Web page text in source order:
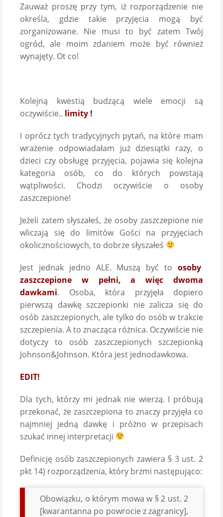
Zauważ proszę przy tym, iż rozporządzenie nie
określa, gdzie takie przyjęcia mogą być
zorganizowane. Nie musi to być zatem Twój
ogród, ale moim zdaniem może być również
wynajęty. Ot co!
Kolejną kwestią budzącą wiele emocji są
oczywiście.. limity !
I oprócz tych tradycyjnych pytań, na które mam
wrażenie odpowiadałam już dziesiątki razy, o
dzieci czy obsługę przyjęcia, pojawia się kolejna
kategoria osób, co do których powstają
wątpliwości. Chodzi oczywiście o osoby
zaszczepione!
Jeżeli zatem słyszałeś, że osoby zaszczepione nie
wliczają się do limitów Gości na przyjęciach
okolicznościowych, to dobrze słyszałeś
Jest jednak jedno ALE. Muszą być to osoby
zaszczepione w pełni, a więc dwoma
dawkami. Osoba, która przyjęła dopiero
pierwszą dawkę szczepionki nie zalicza się do
osób zaszczepionych, ale tylko do osób w trakcie
szczepienia. A to znacząca różnica. Oczywiście nie
dotyczy to osób zaszczepionych szczepionką
Johnson&Johnson. Która jest jednodawkowa.
EDIT!
Dla tych, którzy mi jednak nie wierzą. I próbują
przekonać, że zaszczepiona to znaczy przyjęła co
najmniej jedną dawkę i próżno w przepisach
szukać innej interpretacji
Definicję osób zaszczepionych zawiera § 3 ust. 2
pkt 14) rozporządzenia, który brzmi następująco:
Obowiązku, o którym mowa w § 2 ust. 2
[kwarantanna po powrocie z zagranicy],